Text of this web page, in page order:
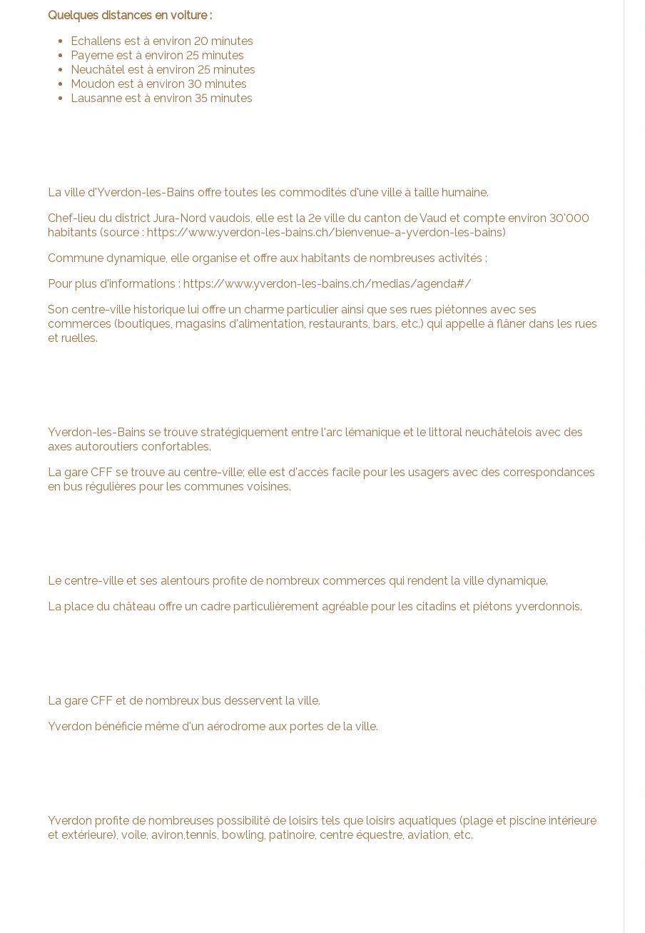
Quelques distances en voiture :
Echallens est à environ 20 minutes
Payerne est à environ 25 minutes
Neuchâtel est à environ 25 minutes
Moudon est à environ 30 minutes
Lausanne est à environ 35 minutes
La ville d'Yverdon-les-Bains offre toutes les commodités d'une ville à taille humaine.
Chef-lieu du district Jura-Nord vaudois, elle est la 2e ville du canton de Vaud et compte environ 30'000
habitants (source : https://www.yverdon-les-bains.ch/bienvenue-a-yverdon-les-bains)
Commune dynamique, elle organise et offre aux habitants de nombreuses activités :
Pour plus d'informations : https://www.yverdon-les-bains.ch/medias/agenda#/
Son centre-ville historique lui offre un charme particulier ainsi que ses rues piétonnes avec ses
commerces (boutiques, magasins d'alimentation, restaurants, bars, etc.) qui appelle à flâner dans les rues
et ruelles.
Yverdon-les-Bains se trouve stratégiquement entre l'arc lémanique et le littoral neuchâtelois avec des
axes autoroutiers confortables.
La gare CFF se trouve au centre-ville; elle est d'accès facile pour les usagers avec des correspondances
en bus régulières pour les communes voisines.
Le centre-ville et ses alentours profite de nombreux commerces qui rendent la ville dynamique.
La place du château offre un cadre particulièrement agréable pour les citadins et piétons yverdonnois.
La gare CFF et de nombreux bus desservent la ville.
Yverdon bénéficie même d'un aérodrome aux portes de la ville.
Yverdon profite de nombreuses possibilité de loisirs tels que loisirs aquatiques (plage et piscine intérieure
et extérieure), voile, aviron,tennis, bowling, patinoire, centre équestre, aviation, etc.